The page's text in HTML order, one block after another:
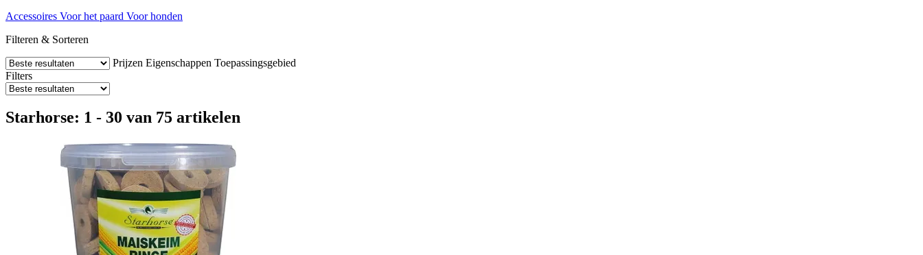
Accessoires Voor het paard Voor honden
Filteren & Sorteren
Prijzen Eigenschappen Toepassingsgebied
Filters
Starhorse: 1 - 30 van 75 artikelen